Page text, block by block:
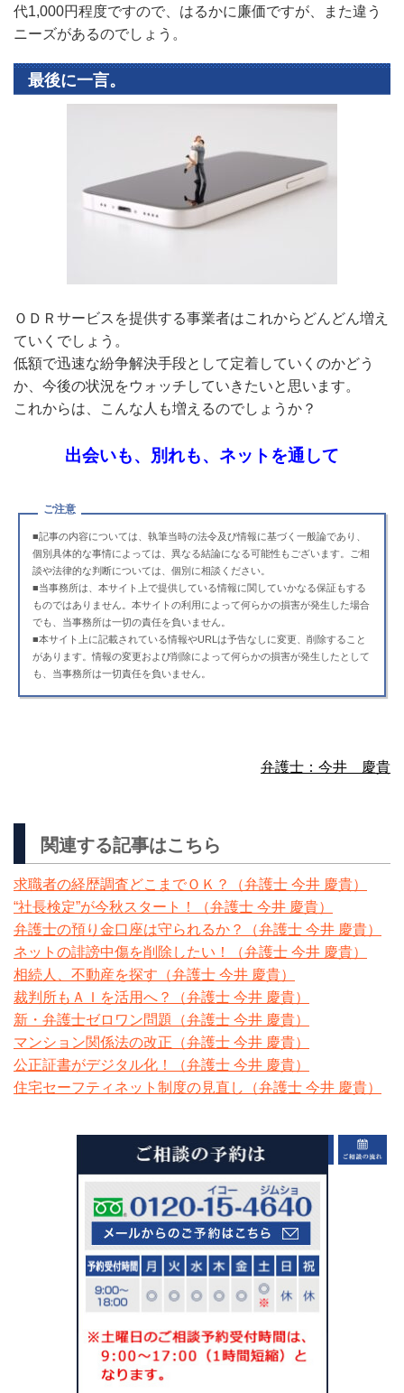
代1,000円程度ですので、はるかに廉価ですが、また違う
ニーズがあるのでしょう。
最後に一言。
ＯＤＲサービスを提供する事業者はこれからどんどん増え
ていくでしょう。
低額で迅速な紛争解決手段として定着していくのかどう
か、今後の状況をウォッチしていきたいと思います。
これからは、こんな人も増えるのでしょうか？
出会いも、別れも、ネットを通して
ご注意
■記事の内容については、執筆当時の法令及び情報に基づく一般論であり、
個別具体的な事情によっては、異なる結論になる可能性もございます。ご相
談や法律的な判断については、個別に相談ください。
■当事務所は、本サイト上で提供している情報に関していかなる保証もする
ものではありません。本サイトの利用によって何らかの損害が発生した場合
でも、当事務所は一切の責任を負いません。
■本サイト上に記載されている情報やURLは予告なしに変更、削除すること
があります。情報の変更および削除によって何らかの損害が発生したとして
も、当事務所は一切責任を負いません。
弁護士：今井 慶貴
関連する記事はこちら
求職者の経歴調査どこまでＯＫ？（弁護士 今井 慶貴）
“社長検定”が今秋スタート！（弁護士 今井 慶貴）
弁護士の預り金口座は守られるか？（弁護士 今井 慶貴）
ネットの誹謗中傷を削除したい！（弁護士 今井 慶貴）
相続人、不動産を探す（弁護士 今井 慶貴）
裁判所もＡＩを活用へ？（弁護士 今井 慶貴）
新・弁護士ゼロワン問題（弁護士 今井 慶貴）
マンション関係法の改正（弁護士 今井 慶貴）
公正証書がデジタル化！（弁護士 今井 慶貴）
住宅セーフティネット制度の見直し（弁護士 今井 慶貴）